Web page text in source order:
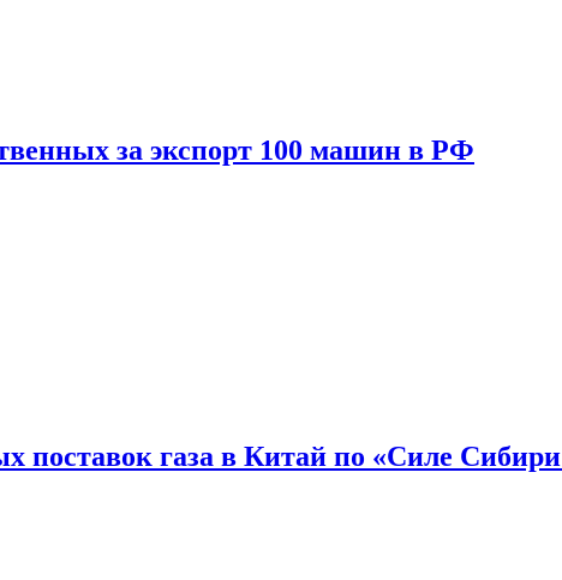
за экспорт 100 машин в РФ
поставок газа в Китай по «Силе